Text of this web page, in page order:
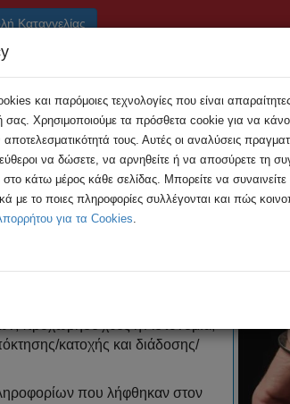
Καταγγελίας
Αρχική Συμβουλές
για υπόθεση παιδικής
46χρονου για
προχώρησε χθες η Αστυνομία,
κατοχής και διάδοσης/
που λήφθηκαν στον
και παρόμοιες τεχνολογίες που είναι
Χρησιμοποιούμε τα πρόσθετα cookie για να
αποτελεσματικότητά τους. Αυτές οι αναλύσεις
να δώσετε, να αρνηθείτε ή να αποσύρετε τη
στο κάτω μέρος κάθε σελίδας. Μπορείτε να
με το ποιες πληροφορίες συλλέγονται και πώς
για τα Cookies.